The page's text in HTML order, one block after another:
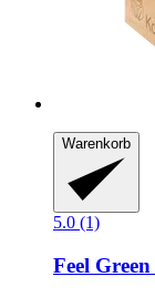
Warenkorb
5.0 (1)
Feel Green